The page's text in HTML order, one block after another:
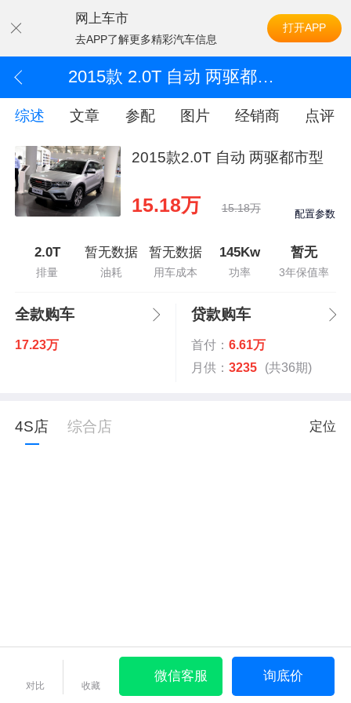
网上车市
去APP了解更多精彩汽车信息
打开APP
2015款 2.0T 自动 两驱都市型
综述 文章 参配 图片 经销商 点评
2015款2.0T 自动 两驱都市型
15.18万 15.18万 配置参数
2.0T
排量
暂无数据
油耗
暂无数据
用车成本
145Kw
功率
暂无
3年保值率
全款购车
17.23万
贷款购车
首付： 6.61万
月供： 3235 (共36期)
4S店 综合店 定位
对比 收藏
微信客服 询底价